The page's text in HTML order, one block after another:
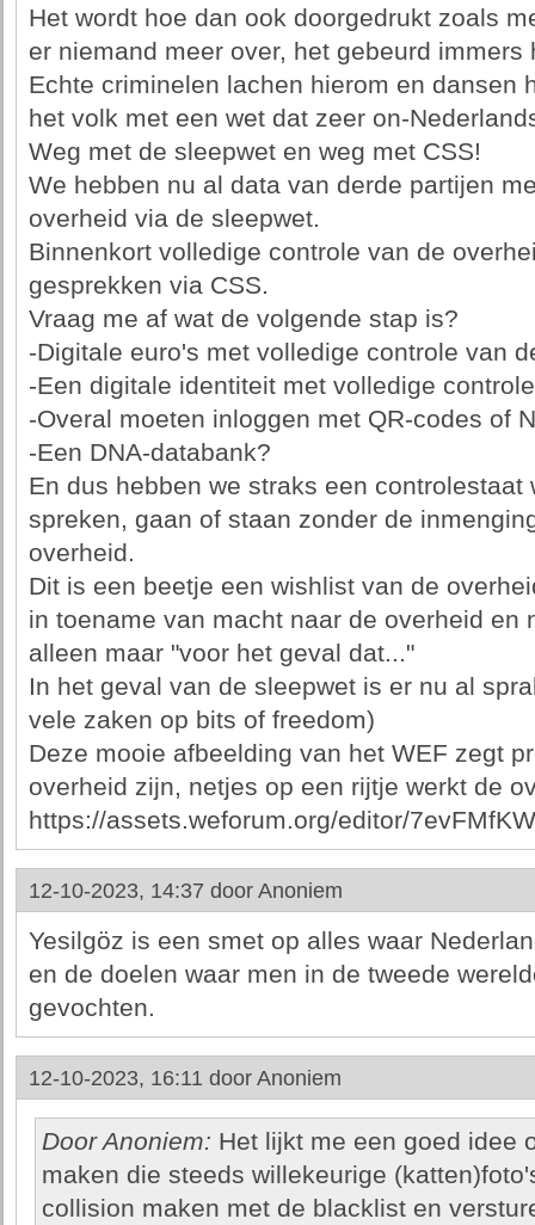
Het wordt hoe dan ook doorgedrukt zoals
er niemand meer over, het gebeurd
Echte criminelen lachen hierom en dansen
het volk met een wet dat zeer on-
Weg met de sleepwet en weg met CSS!
We hebben nu al data van derde partijen
overheid via de sleepwet.
Binnenkort volledige controle van de
gesprekken via CSS.
Vraag me af wat de volgende stap is?
-Digitale euro's met volledige controle van
-Een digitale identiteit met volledige
-Overal moeten inloggen met QR-codes of
-Een DNA-databank?
En dus hebben we straks een controlestaat
spreken, gaan of staan zonder de
overheid.
Dit is een beetje een wishlist van de
in toename van macht naar de overheid en
alleen maar "voor het geval dat..."
In het geval van de sleepwet is er nu al
vele zaken op bits of freedom)
Deze mooie afbeelding van het WEF zegt
overheid zijn, netjes op een rijtje werkt de
https://assets.weforum.org/editor/
12-10-2023, 14:37 door Anoniem
Yesilgöz is een smet op alles waar
en de doelen waar men in de tweede
gevochten.
12-10-2023, 16:11 door Anoniem
Door Anoniem: Het lijkt me een goed idee
maken die steeds willekeurige
collision maken met de blacklist en